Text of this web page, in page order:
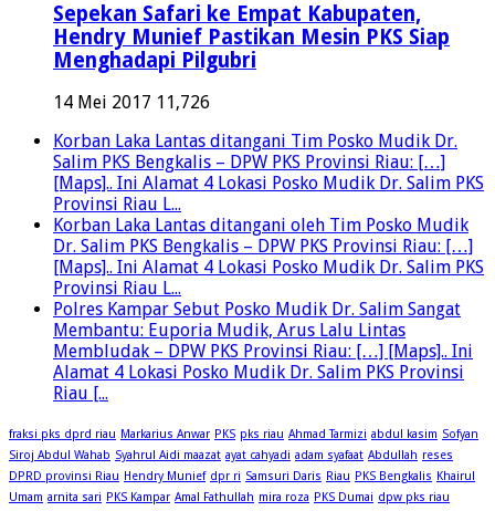
Sepekan Safari ke Empat Kabupaten,
Hendry Munief Pastikan Mesin PKS Siap
Menghadapi Pilgubri
14 Mei 2017 11,726
Korban Laka Lantas ditangani Tim Posko Mudik Dr.
Salim PKS Bengkalis – DPW PKS Provinsi Riau: […]
[Maps].. Ini Alamat 4 Lokasi Posko Mudik Dr. Salim PKS
Provinsi Riau L...
Korban Laka Lantas ditangani oleh Tim Posko Mudik
Dr. Salim PKS Bengkalis – DPW PKS Provinsi Riau: […]
[Maps].. Ini Alamat 4 Lokasi Posko Mudik Dr. Salim PKS
Provinsi Riau L...
Polres Kampar Sebut Posko Mudik Dr. Salim Sangat
Membantu: Euporia Mudik, Arus Lalu Lintas
Membludak – DPW PKS Provinsi Riau: […] [Maps].. Ini
Alamat 4 Lokasi Posko Mudik Dr. Salim PKS Provinsi
Riau [...
fraksi pks dprd riau Markarius Anwar PKS pks riau Ahmad Tarmizi abdul kasim Sofyan
Siroj Abdul Wahab Syahrul Aidi maazat ayat cahyadi adam syafaat Abdullah reses
DPRD provinsi Riau Hendry Munief dpr ri Samsuri Daris Riau PKS Bengkalis Khairul
Umam arnita sari PKS Kampar Amal Fathullah mira roza PKS Dumai dpw pks riau